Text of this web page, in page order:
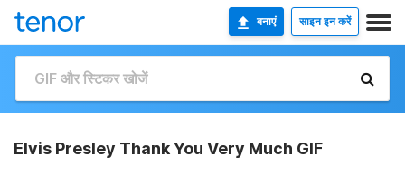
बनाएं साइन इन करें
Elvis Presley Thank You Very Much GIF